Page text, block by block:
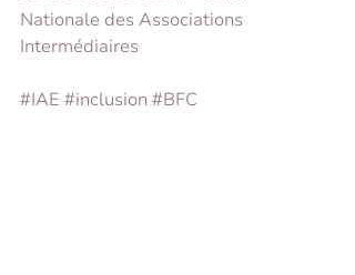
Nationale des Associations
Intermédiaires
#IAE #inclusion #BFC